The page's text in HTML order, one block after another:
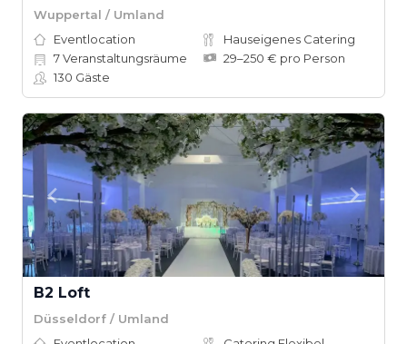
Wuppertal / Umland
Eventlocation
Hauseigenes Catering
7Veranstaltungsräume
29–250 € pro Person
130 Gäste
B2 Loft
Düsseldorf / Umland